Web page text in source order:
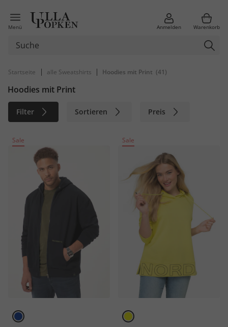
Menü Anmelden Warenkorb
Startseite | alle Sweatshirts | Hoodies mit Print (41)
Hoodies mit Print
Filter Sortieren Preis
Material
Sale Sale